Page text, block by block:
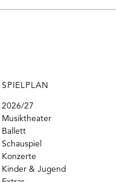
SPIELPLAN
2026/27
Musiktheater
Ballett
Schauspiel
Konzerte
Kinder & Jugend